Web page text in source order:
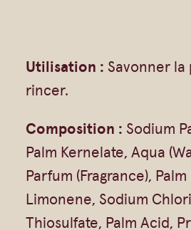
Utilisation : Savonner
rincer.
Composition : Sodium
Palm Kernelate, Aqua
Parfum (Fragrance),
Limonene, Sodium
Thiosulfate, Palm Acid,
o
e
e
n